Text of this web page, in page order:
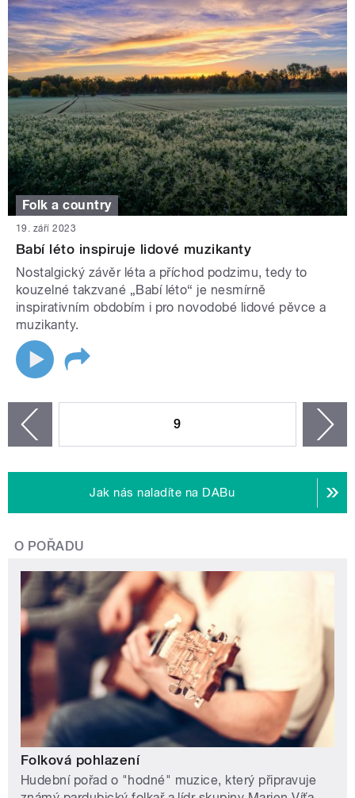
Folk a country
19. září 2023
Babí léto inspiruje lidové muzikanty
Nostalgický závěr léta a příchod podzimu, tedy to
kouzelné takzvané „Babí léto“ je nesmírně
inspirativním obdobím i pro novodobé lidové pěvce a
muzikanty.
9
Jak nás naladíte na DABu
O POŘADU
Folková pohlazení
Hudební pořad o "hodné" muzice, který připravuje